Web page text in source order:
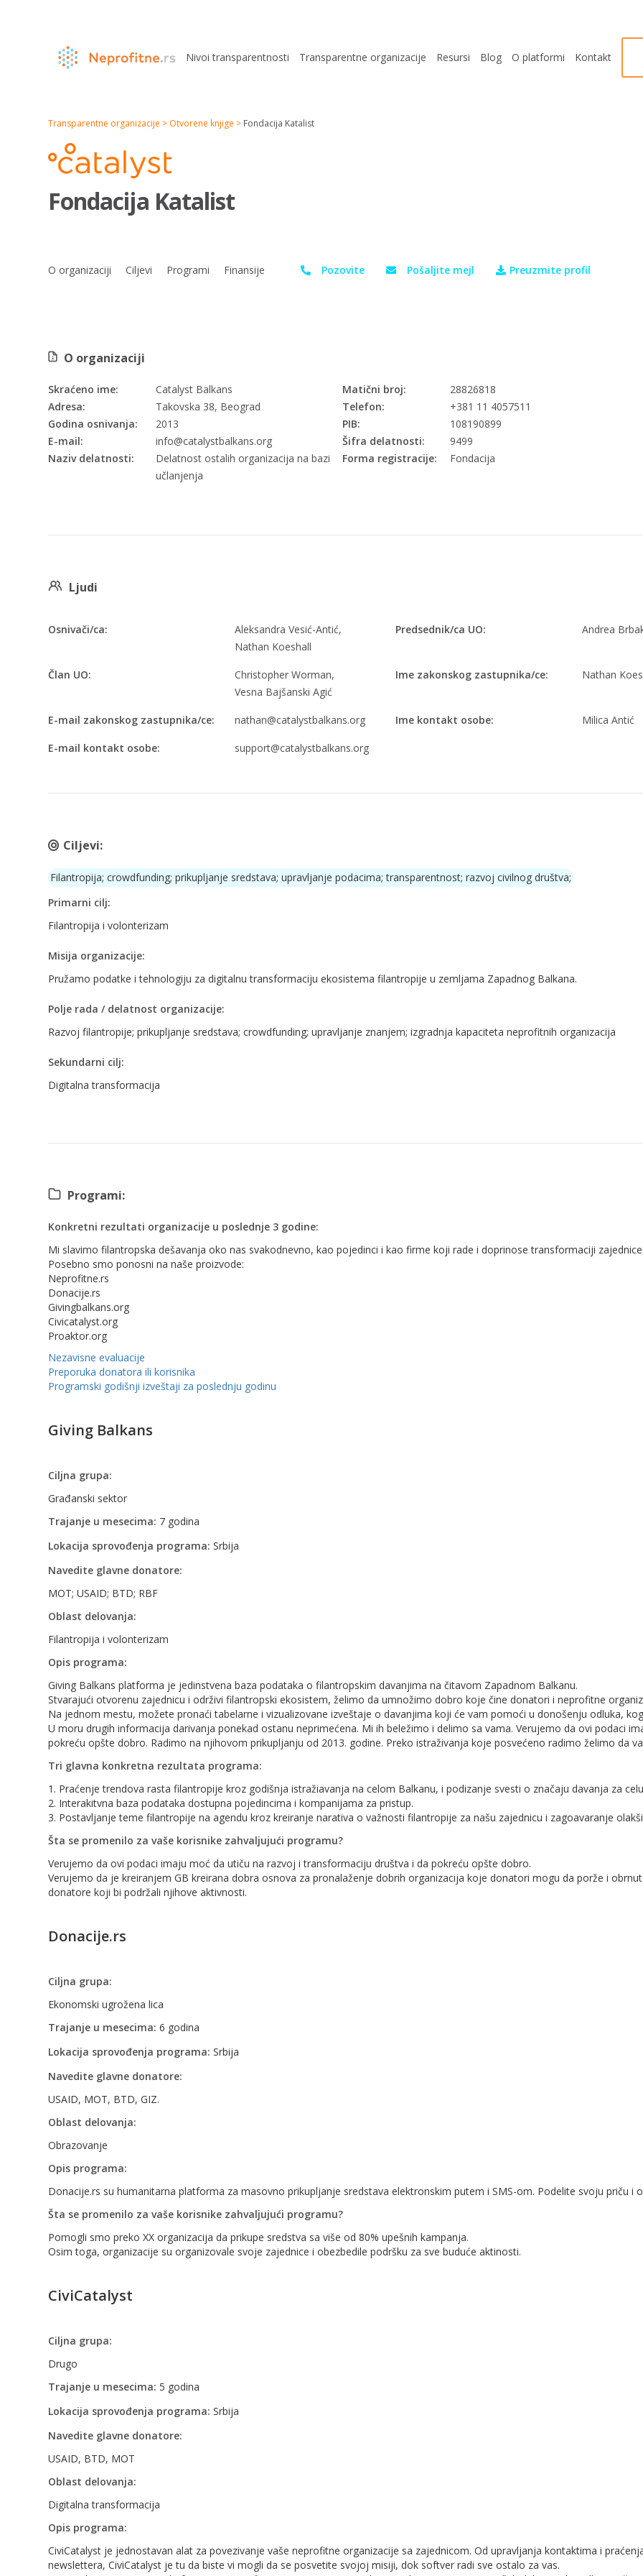
Nivoi transparentnosti Transparentne organizacije Resursi Blog O platformi Kontakt
Transparentne organizacije > Otvorene knjige > Fondacija Katalist
Fondacija Katalist
O organizaciji Ciljevi Programi Finansije Pozovite Pošaljite mejl Preuzmite profil
O organizaciji
Skraćeno ime: Catalyst Balkans Matični broj:
28826818
Adresa:
Takovska 38, Beograd Telefon:
+381 11 4057511
Godina osnivanja:
2013 PIB:
108190899
E-mail:
info@catalystbalkans.org Šifra delatnosti:
9499
Naziv delatnosti:
Delatnost ostalih organizacija na bazi
učlanjenja
Forma registracije: Fondacija
Ljudi
Osnivači/ca:
Aleksandra Vesić-Antić,
Nathan Koeshall
Predsednik/ca UO: Andrea
Član UO:
Christopher Worman,
Vesna Bajšanski Agić
Ime zakonskog zastupnika/ce: Nathan
E-mail zakonskog zastupnika/ce: nathan@catalystbalkans.org Ime kontakt osobe: Milica Antić
E-mail kontakt osobe: support@catalystbalkans.org
Ciljevi:
Filantropija; crowdfunding; prikupljanje sredstava; upravljanje podacima; transparentnost; razvoj civilnog društva;
Primarni cilj:
Filantropija i volonterizam
Misija organizacije:
Pružamo podatke i tehnologiju za digitalnu transformaciju ekosistema filantropije u zemljama Zapadnog Balkana.
Polje rada / delatnost organizacije:
Razvoj filantropije; prikupljanje sredstava; crowdfunding; upravljanje znanjem; izgradnja kapaciteta neprofitnih organizacija
Sekundarni cilj:
Digitalna transformacija
Programi:
Konkretni rezultati organizacije u poslednje 3 godine:
Mi slavimo filantropska dešavanja oko nas svakodnevno, kao pojedinci i kao firme koji rade i doprinose transformaciji
Posebno smo ponosni na naše proizvode:
Neprofitne.rs
Donacije.rs
Givingbalkans.org
Civicatalyst.org
Proaktor.org
Nezavisne evaluacije
Preporuka donatora ili korisnika
Programski godišnji izveštaji za poslednju godinu
Giving Balkans
Ciljna grupa:
Građanski sektor
Trajanje u mesecima: 7 godina
Lokacija sprovođenja programa:Srbija
Navedite glavne donatore:
MOT; USAID; BTD; RBF
Oblast delovanja:
Filantropija i volonterizam
Opis programa:
Giving Balkans platforma je jedinstvena baza podataka o filantropskim davanjima na čitavom Zapadnom Balkanu.
Stvarajući otvorenu zajednicu i održivi filantropski ekosistem, želimo da umnožimo dobro koje čine donatori i neprofitne
Na jednom mestu, možete pronaći tabelarne i vizualizovane izveštaje o davanjima koji će vam pomoći u donošenju odluka,
U moru drugih informacija darivanja ponekad ostanu neprimećena. Mi ih beležimo i delimo sa vama. Verujemo da ovi podaci
pokreću opšte dobro. Radimo na njihovom prikupljanju od 2013. godine. Preko istraživanja koje posvećeno radimo želimo da
Tri glavna konkretna rezultata programa:
1. Praćenje trendova rasta filantropije kroz godišnja istražiavanja na celom Balkanu, i podizanje svesti o značaju davanja za
2. Interakitvna baza podataka dostupna pojedincima i kompanijama za pristup.
3. Postavljanje teme filantropije na agendu kroz kreiranje narativa o važnosti filantropije za našu zajednicu i zagoavaranje
Šta se promenilo za vaše korisnike zahvaljujući programu?
Verujemo da ovi podaci imaju moć da utiču na razvoj i transformaciju društva i da pokreću opšte dobro.
Verujemo da je kreiranjem GB kreirana dobra osnova za pronalaženje dobrih organizacija koje donatori mogu da porže i
donatore koji bi podržali njihove aktivnosti.
Donacije.rs
Ciljna grupa:
Ekonomski ugrožena lica
Trajanje u mesecima:6 godina
Lokacija sprovođenja programa:Srbija
Navedite glavne donatore:
USAID, MOT, BTD, GIZ.
Oblast delovanja:
Obrazovanje
Opis programa:
Donacije.rs su humanitarna platforma za masovno prikupljanje sredstava elektronskim putem i SMS-om. Podelite svoju priču i
Šta se promenilo za vaše korisnike zahvaljujući programu?
Pomogli smo preko XX organizacija da prikupe sredstva sa više od 80% upešnih kampanja.
Osim toga, organizacije su organizovale svoje zajednice i obezbedile podršku za sve buduće aktinosti.
CiviCatalyst
Ciljna grupa:
Drugo
Trajanje u mesecima:5 godina
Lokacija sprovođenja programa:Srbija
Navedite glavne donatore:
USAID, BTD, MOT
Oblast delovanja:
Digitalna transformacija
Opis programa:
CiviCatalyst je jednostavan alat za povezivanje vaše neprofitne organizacije sa zajednicom. Od upravljanja kontaktima i
newslettera, CiviCatalyst je tu da biste vi mogli da se posvetite svojoj misiji, dok softver radi sve ostalo za vas.